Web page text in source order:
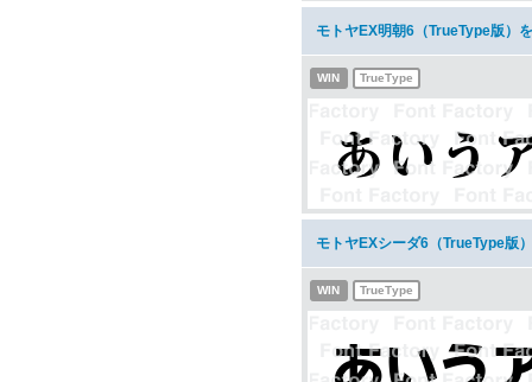
モトヤEX明朝6（TrueType版）
WIN TrueType
モトヤEXシーダ6（TrueType版
WIN TrueType